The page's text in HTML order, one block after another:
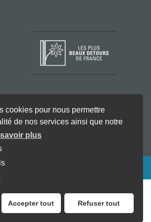
cookies pour nous permettre
de nos services ainsi que notre
savoir plus
Accepter tout Refuser tout